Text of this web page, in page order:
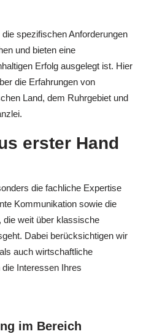
spezifischen Anforderungen
und bieten eine
Erfolg ausgelegt ist. Hier
die Erfahrungen von
Land, dem Ruhrgebiet und
erster Hand
die fachliche Expertise
Kommunikation sowie die
die weit über klassische
Dabei berücksichtigen wir
auch wirtschaftliche
Interessen Ihres
im Bereich